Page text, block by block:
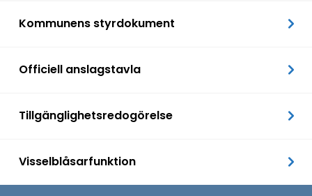
Kommunens styrdokument
Officiell anslagstavla
Tillgänglighetsredogörelse
Visselblåsarfunktion